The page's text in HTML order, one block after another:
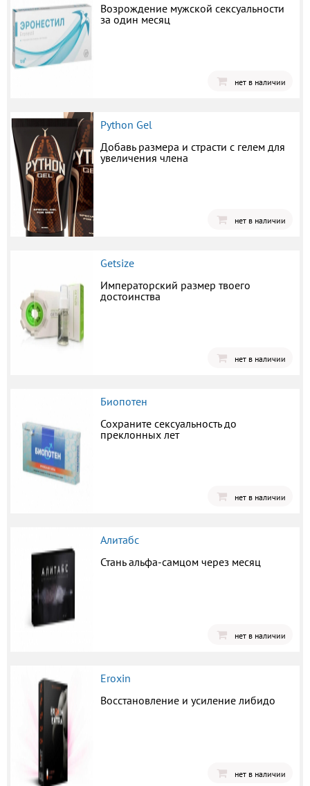
Возрождение мужской сексуальности
за один месяц
нет в наличии
Python Gel
Добавь размера и страсти с гелем для
увеличения члена
нет в наличии
Getsize
Императорский размер твоего
достоинства
нет в наличии
Биопотен
Сохраните сексуальность до
преклонных лет
нет в наличии
Алитабс
Стань альфа-самцом через месяц
нет в наличии
Eroxin
Восстановление и усиление либидо
нет в наличии